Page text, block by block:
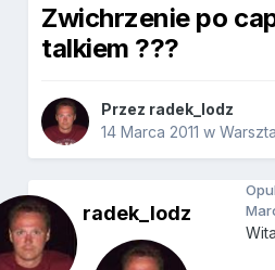
Zwichrzenie po
talkiem ???
Przez radek_lodz
14 Marca 2011 w
radek_lodz